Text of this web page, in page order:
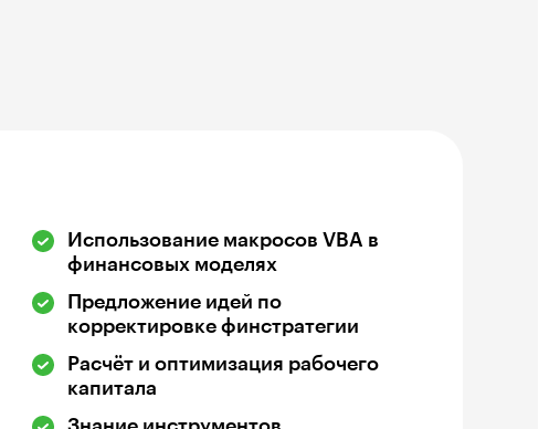
Использование макросов VBA в
финансовых моделях
Предложение идей по
корректировке финстратегии
Расчёт и оптимизация рабочего
капитала